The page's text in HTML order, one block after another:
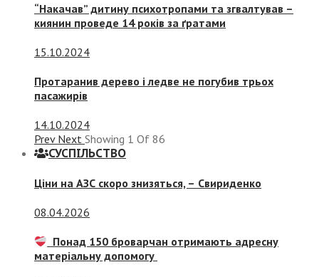
“Накачав” дитину психотропами та згвалтував –
киянин проведе 14 років за ґратами
15.10.2024
Протаранив дерево і ледве не погубив трьох
пасажирів
14.10.2024
Prev Next Showing 1 Of 86
СУСПIЛЬСТВО
Ціни на АЗС скоро знизяться, – Свириденко
08.04.2026
Понад 150 броварчан отримають адресну
матеріальну допомогу